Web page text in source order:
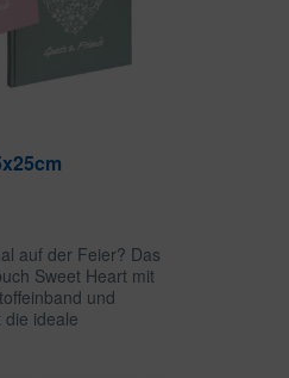
auf der Feier? Das
Sweet Heart mit
und
ideale